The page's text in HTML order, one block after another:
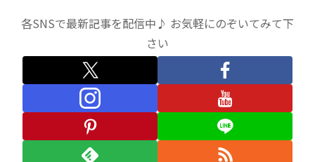
各SNSで最新記事を配信中♪ お気軽にのぞいてみて下
さい